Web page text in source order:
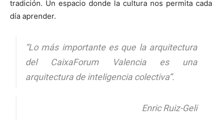
tradición. Un espacio donde la cultura nos permita cada
día aprender.
“Lo más importante es que la arquitectura
del CaixaForum Valencia es una
arquitectura de inteligencia colectiva”.
Enric Ruiz-Geli